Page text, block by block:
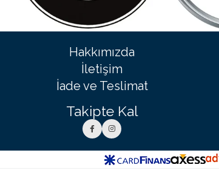
Hakkımızda
İletişim
İade ve Teslimat
Takipte Kal